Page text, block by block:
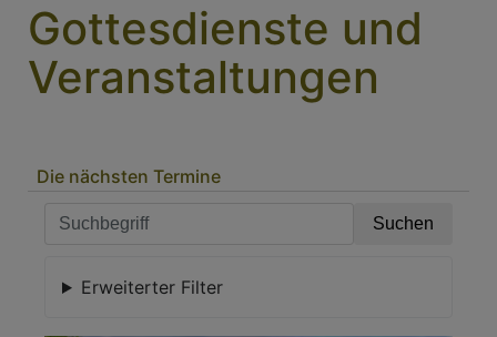
Gottesdienste und
Veranstaltungen
Die nächsten Termine
Erweiterter Filter